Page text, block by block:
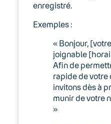
routeur Keyyo
Gérer et
Manager
Gérer les accès,
Manager
enregistré.
Exemples :
« Bonjour,
joignable
Afin de
rapide de votre
invitons dès à
munir de votre
»